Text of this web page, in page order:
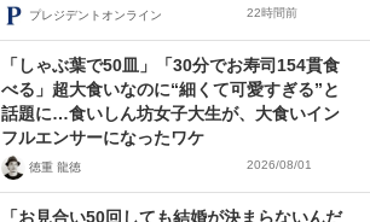
プレジデントオンライン 22時間前
「しゃぶ葉で50皿」「30分でお寿司154貫食
べる」超大食いなのに“細くて可愛すぎる”と
話題に…食いしん坊女子大生が、大食いイン
フルエンサーになったワケ
徳重 龍徳 2026/08/01
「お見合い50回しても結婚が決まらないんだ